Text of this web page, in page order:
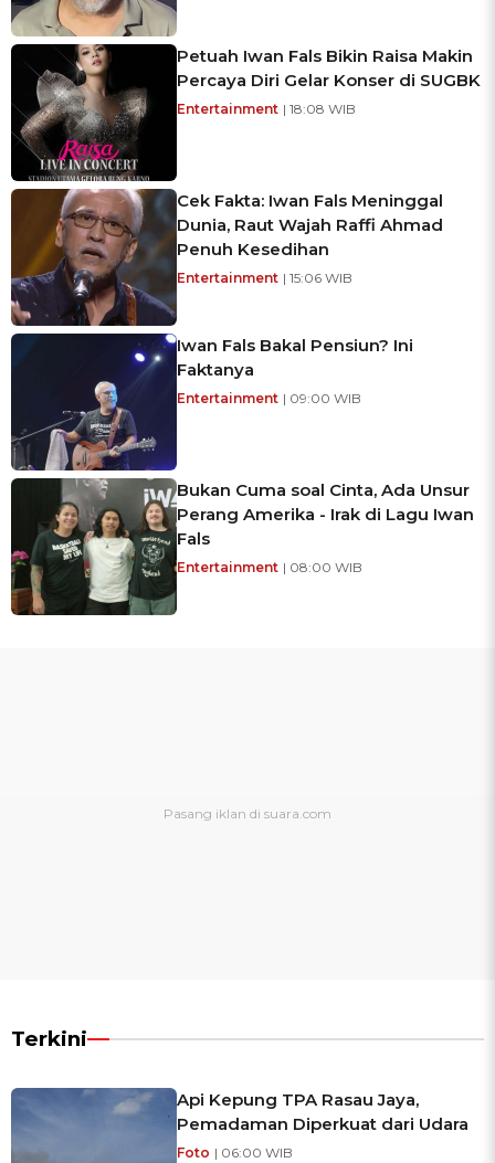
Petuah Iwan Fals Bikin Raisa Makin
Percaya Diri Gelar Konser di SUGBK
Entertainment | 18:08 WIB
Cek Fakta: Iwan Fals Meninggal
Dunia, Raut Wajah Raffi Ahmad
Penuh Kesedihan
Entertainment | 15:06 WIB
Iwan Fals Bakal Pensiun? Ini
Faktanya
Entertainment | 09:00 WIB
Bukan Cuma soal Cinta, Ada Unsur
Perang Amerika - Irak di Lagu Iwan
Fals
Entertainment | 08:00 WIB
Terkini
Api Kepung TPA Rasau Jaya,
Pemadaman Diperkuat dari Udara
Foto | 06:00 WIB